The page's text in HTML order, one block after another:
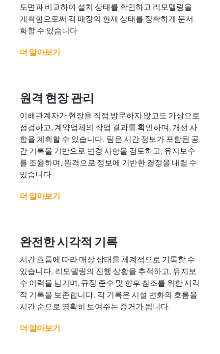
도면과 비교하여 설치 상태를 확인하고 리모델링을
계획함으로써 각 매장의 현재 상태를 정확하게 문서
화할 수 있습니다.
더 알아보기
원격 현장 관리
이해관계자가 현장을 직접 방문하지 않고도 가상으로
점검하고, 계약업체의 작업 결과를 확인하며, 개선 사
항을 계획할 수 있습니다. 팀은 시간 정보가 포함된 공
간 기록을 기반으로 변경 사항을 검토하고, 유지보수
를 조율하며, 원격으로 정보에 기반한 결정을 내릴 수
있습니다.
더 알아보기
완전한 시각적 기록
시간 흐름에 따라 매장 상태를 체계적으로 기록할 수
있습니다. 리모델링의 진행 상황을 추적하고, 유지보
수 이력을 남기며, 규정 준수 및 향후 참조를 위한 시각
적 기록을 보존합니다. 각 기록은 시설 변화의 흐름을
시간 순으로 명확히 보여주는 증거가 됩니다.
더 알아보기